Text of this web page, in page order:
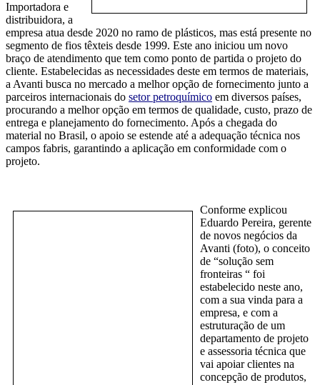
Importadora e
distribuidora, a
empresa atua desde 2020 no ramo de plásticos, mas está presente no
segmento de fios têxteis desde 1999. Este ano iniciou um novo
braço de atendimento que tem como ponto de partida o projeto do
cliente. Estabelecidas as necessidades deste em termos de materiais,
a Avanti busca no mercado a melhor opção de fornecimento junto a
parceiros internacionais do setor petroquímico em diversos países,
procurando a melhor opção em termos de qualidade, custo, prazo de
entrega e planejamento do fornecimento. Após a chegada do
material no Brasil, o apoio se estende até a adequação técnica nos
campos fabris, garantindo a aplicação em conformidade com o
projeto.
Conforme explicou
Eduardo Pereira, gerente
de novos negócios da
Avanti (foto), o conceito
de “solução sem
fronteiras “ foi
estabelecido neste ano,
com a sua vinda para a
empresa, e com a
estruturação de um
departamento de projeto
e assessoria técnica que
vai apoiar clientes na
concepção de produtos,